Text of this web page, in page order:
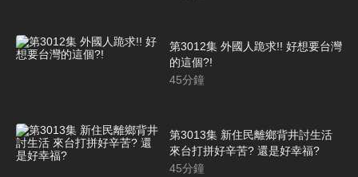
第3012集 外國人跪求!! 好想要台灣
的這個?!
45分鐘
第3013集 新住民離鄉背井討生活
來台打拼好辛苦? 還是好幸福?
45分鐘